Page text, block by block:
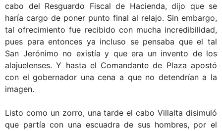
cabo del Resguardo Fiscal de Hacienda, dijo que se
haría cargo de poner punto final al relajo. Sin embargo,
tal ofrecimiento fue recibido con mucha incredibilidad,
pues para entonces ya incluso se pensaba que el tal
San Jerónimo no existía y que era un invento de los
alajuelenses. Y hasta el Comandante de Plaza apostó
con el gobernador una cena a que no detendrían a la
imagen.
Listo como un zorro, una tarde el cabo Villalta disimuló
que partía con una escuadra de sus hombres, por el